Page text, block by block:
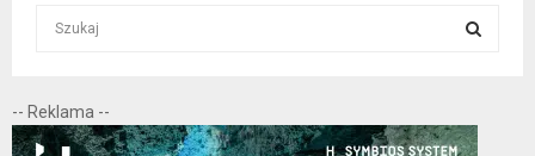
c
h
E
-- Reklama --